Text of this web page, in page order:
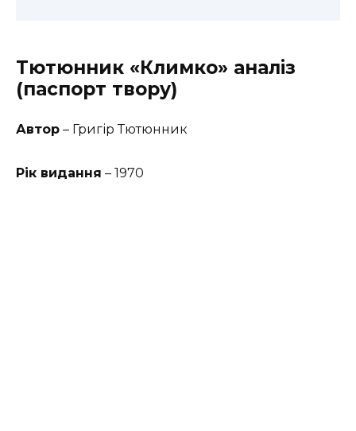
Тютюнник «Климко» аналіз
(паспорт твору)
Автор – Григір Тютюнник
Рік видання – 1970